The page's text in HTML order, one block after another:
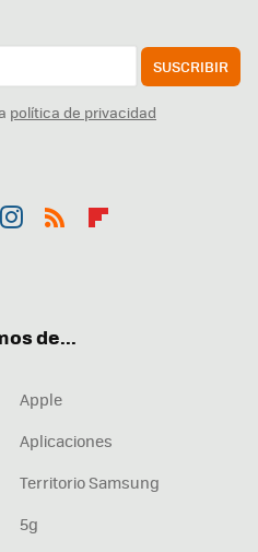
SUSCRIBIR
política de privacidad
de...
Apple
Aplicaciones
Territorio Samsung
5g